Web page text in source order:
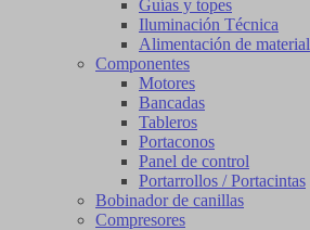
Guías y topes
Iluminación Técnica
Alimentación de material
Componentes
Motores
Bancadas
Tableros
Portaconos
Panel de control
Portarrollos / Portacintas
Bobinador de canillas
Compresores